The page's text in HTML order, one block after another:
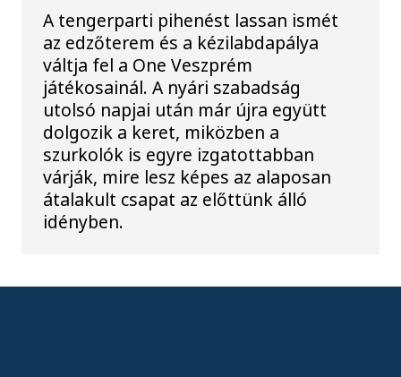
A tengerparti pihenést lassan ismét
az edzőterem és a kézilabdapálya
váltja fel a One Veszprém
játékosainál. A nyári szabadság
utolsó napjai után már újra együtt
dolgozik a keret, miközben a
szurkolók is egyre izgatottabban
várják, mire lesz képes az alaposan
átalakult csapat az előttünk álló
idényben.